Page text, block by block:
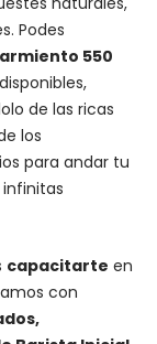
Podes
550
de las ricas
los
para andar tu
capacitarte en
con